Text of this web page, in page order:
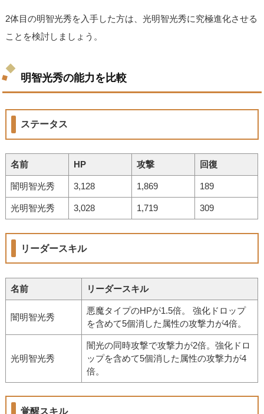
2体目の明智光秀を入手した方は、光明智光秀に究極進化させる
ことを検討しましょう。
明智光秀の能力を比較
ステータス
名前 HP 攻撃 回復
闇明智光秀 3,128 1,869 189
光明智光秀 3,028 1,719 309
リーダースキル
名前 リーダースキル
闇明智光秀
悪魔タイプのHPが1.5倍。 強化ドロップ
を含めて5個消した属性の攻撃力が4倍。
光明智光秀
闇光の同時攻撃で攻撃力が2倍。強化ドロ
ップを含めて5個消した属性の攻撃力が4
倍。
覚醒スキル